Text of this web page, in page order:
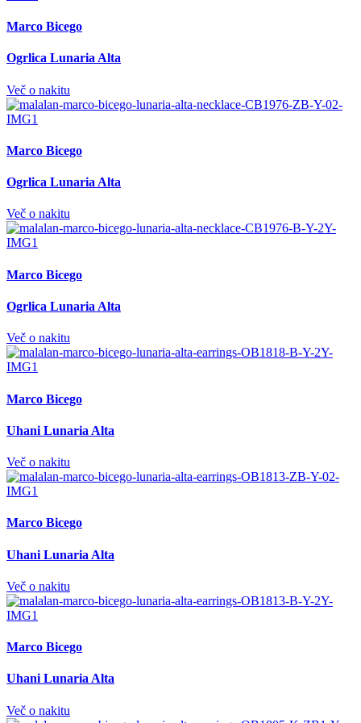
Marco Bicego
Ogrlica Lunaria Alta
Več o nakitu
Marco Bicego
Ogrlica Lunaria Alta
Več o nakitu
Marco Bicego
Ogrlica Lunaria Alta
Več o nakitu
Marco Bicego
Uhani Lunaria Alta
Več o nakitu
Marco Bicego
Uhani Lunaria Alta
Več o nakitu
Marco Bicego
Uhani Lunaria Alta
Več o nakitu